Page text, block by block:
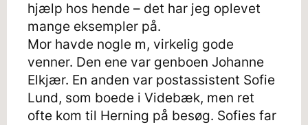
hjælp hos hende – det har jeg oplevet
mange eksempler på.
Mor havde nogle m, virkelig gode
venner. Den ene var genboen Johanne
Elkjær. En anden var postassistent Sofie
Lund, som boede i Videbæk, men ret
ofte kom til Herning på besøg. Sofies far